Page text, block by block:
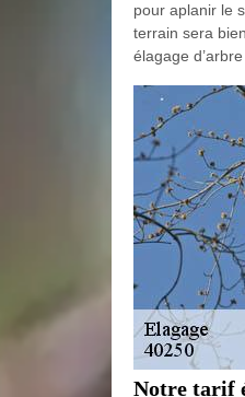
pour aplanir le
terrain sera
élagage
Notre tarif